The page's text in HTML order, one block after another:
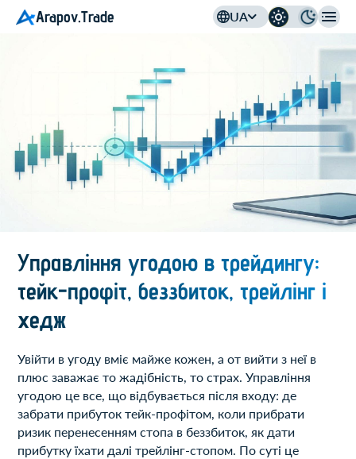
Arapov.Trade UA
Управління угодою в трейдингу:
тейк-профіт, беззбиток, трейлінг і
хедж
Увійти в угоду вміє майже кожен, а от вийти з неї в
плюс заважає то жадібність, то страх. Управління
угодою це все, що відбувається після входу: де
забрати прибуток тейк-профітом, коли прибрати
ризик перенесенням стопа в беззбиток, як дати
прибутку їхати далі трейлінг-стопом. По суті це